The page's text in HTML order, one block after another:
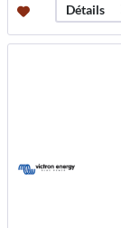
Détails